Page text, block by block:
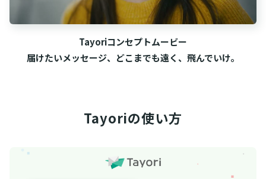
Tayoriコンセプトムービー
届けたいメッセージ、どこまでも遠く、飛んでいけ。
Tayoriの使い方